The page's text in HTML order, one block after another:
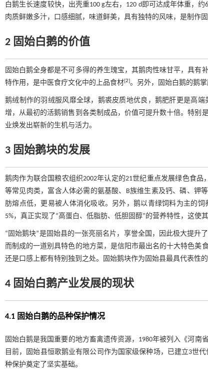
白鹅生长速度较快，出壳重100 g左右，120 d即可达成年体重，
肉质鲜嫩多汁，口感细腻，味道鲜美，具有独特的风味，是制作
2 固始白鹅的价值
固始白鹅全身都是不可多得的养生瑰宝，其鹅肉性味甘平，具
特作用，是中医食疗文化中的上品食材[2]。另外，固始白鹅的鹅
鹅绒制作的羽绒服风靡全球，鹅裘皮质地优良，鹅肥肝更是高
增，从最初的活鹅销售到各类制成品，价值可提升数十倍。特别
业焕发出崭新的生机与活力。
3 固始鹅块的发展
鹅肉作为联合国粮农组织2002年认定的21世纪重点发展绿色食
等常见肉类，富含人体必需的氨基酸、B族维生素及钙、磷、钾
肪熔点低，更易被人体消化吸收。另外，鹅以青绿饲料为主的
5%，真正实现了“高蛋白、低脂肪、低胆固醇”的营养特性，这使
“固始鹅块”是固始县的一张亮丽名片，享誉全国，因此极大提
而制成的一道别具特色的地方菜，是信阳市最出名的十大特色美
还是口感上都有特别独到之处。固始鹅块作为固始县最具代表性
4 固始白鹅产业发展的现状
4.1 固始白鹅的品种保护情况
固始白鹅是我国重要的地方畜禽遗传资源，1980年被列入《河南
目前，固始县恒歌鹅业有限公司作为国家级保种场，已建立3世
种保护奠定了坚实基础。